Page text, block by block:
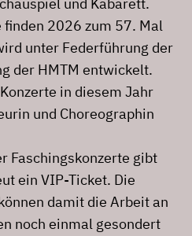
finden 2026 zum 57. Mal
unter Federführung der
der HMTM entwickelt.
in diesem Jahr
und Choreographin
Faschingskonzerte gibt
ein VIP-Ticket. Die
damit die Arbeit an
noch einmal gesondert